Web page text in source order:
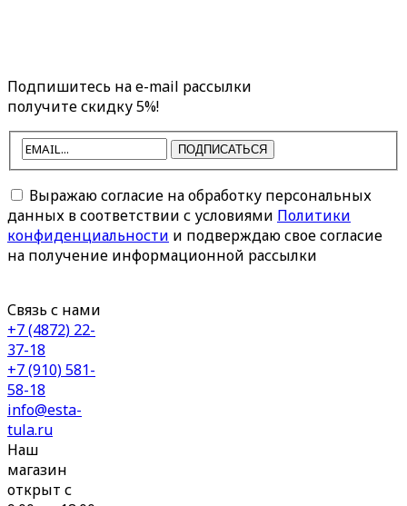
Подпишитесь на e-mail рассылки
получите скидку 5%!
ПОДПИСАТЬСЯ
Выражаю согласие на обработку персональных
данных в соответствии с условиями Политики
конфиденциальности и подверждаю свое согласие
на получение информационной рассылки
Связь с нами
+7 (4872) 22-
37-18
+7 (910) 581-
58-18
info@esta-
tula.ru
Наш
магазин
открыт с